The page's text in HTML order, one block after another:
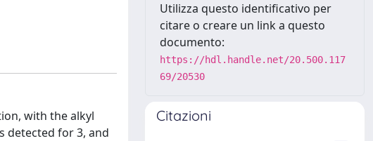
with the alkyl
detected for 3, and
Utilizza questo identificativo per
citare o creare un link a questo
documento:
https://hdl.handle.net/20.500.117
69/20530
Citazioni